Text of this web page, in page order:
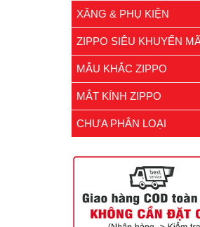
XĂNG & PHỤ KIỆN
ZIPPO SIÊU KHUYẾN
MẪU KHẮC ZIPPO
MẮT KÍNH ZIPPO
CHƯA PHÂN LOẠI